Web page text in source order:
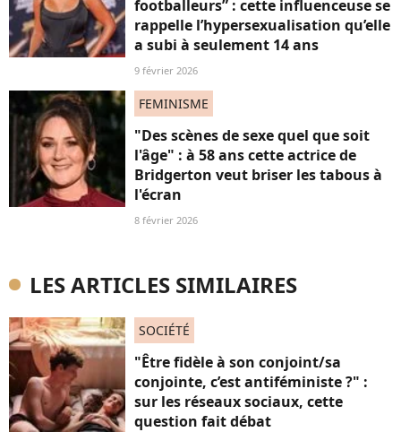
footballeurs” : cette influenceuse se
rappelle l’hypersexualisation qu’elle
a subi à seulement 14 ans
9 février 2026
FEMINISME
"Des scènes de sexe quel que soit
l'âge" : à 58 ans cette actrice de
Bridgerton veut briser les tabous à
l'écran
8 février 2026
LES ARTICLES SIMILAIRES
SOCIÉTÉ
"Être fidèle à son conjoint/sa
conjointe, c’est antiféministe ?" :
sur les réseaux sociaux, cette
question fait débat